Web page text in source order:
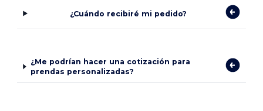
¿Cuándo recibiré mi pedido?
¿Me podrían hacer una cotización para
prendas personalizadas?